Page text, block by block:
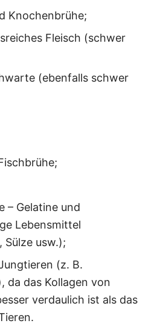
Knochenbrühe;
Fleisch (schwer
(ebenfalls schwer
– Gelatine und
Lebensmittel
Sülze usw.);
(z. B.
da das Kollagen von
verdaulich ist als das